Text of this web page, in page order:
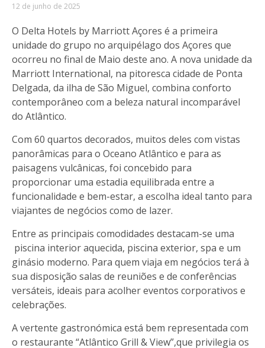
12 de junho de 2025
O Delta Hotels by Marriott Açores é a primeira
unidade do grupo no arquipélago dos Açores que
ocorreu no final de Maio deste ano. A nova unidade da
Marriott International, na pitoresca cidade de Ponta
Delgada, da ilha de São Miguel, combina conforto
contemporâneo com a beleza natural incomparável
do Atlântico.
Com 60 quartos decorados, muitos deles com vistas
panorâmicas para o Oceano Atlântico e para as
paisagens vulcânicas, foi concebido para
proporcionar uma estadia equilibrada entre a
funcionalidade e bem-estar, a escolha ideal tanto para
viajantes de negócios como de lazer.
Entre as principais comodidades destacam-se uma
piscina interior aquecida, piscina exterior, spa e um
ginásio moderno. Para quem viaja em negócios terá à
sua disposição salas de reuniões e de conferências
versáteis, ideais para acolher eventos corporativos e
celebrações.
A vertente gastronómica está bem representada com
o restaurante “Atlântico Grill & View”,que privilegia os